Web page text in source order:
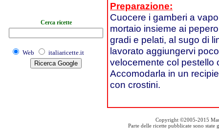
Cerca ricette
Web italiaricette.it
Preparazione:
Cuocere i gamberi a
mortaio insieme ai
gradi e pelati, al sugo di
lavorato aggiungervi
velocemente col pestello
Accomodarla in un
con crostini.
Copyright ©2005-2015
Parte delle ricette pubblicate sono state